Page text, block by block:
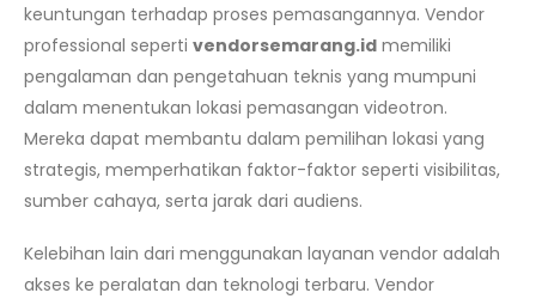
keuntungan terhadap proses pemasangannya. Vendor
professional seperti vendorsemarang.id memiliki
pengalaman dan pengetahuan teknis yang mumpuni
dalam menentukan lokasi pemasangan videotron.
Mereka dapat membantu dalam pemilihan lokasi yang
strategis, memperhatikan faktor-faktor seperti visibilitas,
sumber cahaya, serta jarak dari audiens.
Kelebihan lain dari menggunakan layanan vendor adalah
akses ke peralatan dan teknologi terbaru. Vendor